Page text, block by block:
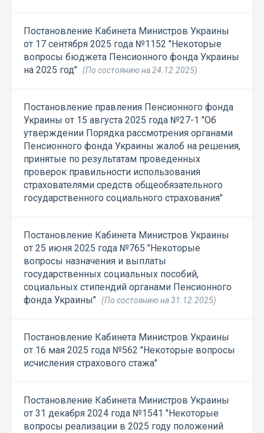
Постановление Кабинета Министров Украины
от 17 сентября 2025 года №1152 "Некоторые
вопросы бюджета Пенсионного фонда Украины
на 2025 год" (По состоянию на 24.12.2025)
Постановление правления Пенсионного фонда
Украины от 15 августа 2025 года №27-1 "Об
утверждении Порядка рассмотрения органами
Пенсионного фонда Украины жалоб на решения,
принятые по результатам проведенных
проверок правильности использования
страхователями средств общеобязательного
государственного социального страхования"
Постановление Кабинета Министров Украины
от 25 июня 2025 года №765 "Некоторые
вопросы назначения и выплаты
государственных социальных пособий,
социальных стипендий органами Пенсионного
фонда Украины" (По состоянию на 31.12.2025)
Постановление Кабинета Министров Украины
от 16 мая 2025 года №562 "Некоторые вопросы
исчисления страхового стажа"
Постановление Кабинета Министров Украины
от 31 декабря 2024 года №1541 "Некоторые
вопросы реализации в 2025 году положений